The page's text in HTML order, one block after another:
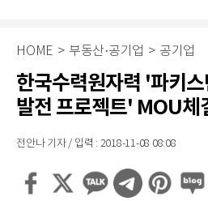
HOME > 부동산·공기업 > 공기업
한국수력원자력 '파키
발전 프로젝트' MOU체
전안나 기자 / 입력 : 2018-11-08 08:08